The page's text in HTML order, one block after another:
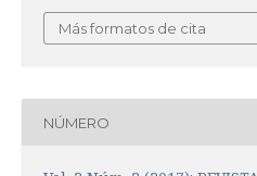
Más formatos de cita
NÚMERO